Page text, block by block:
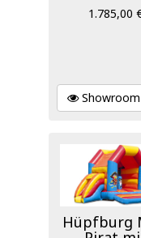
1.785,00
Showroom
Hüpfburg